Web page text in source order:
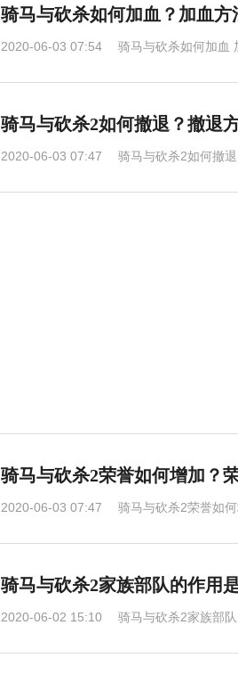
骑马与砍杀如何加血？加血方
2020-06-03 07:54 骑马与砍杀如何加血
骑马与砍杀2如何撤退？撤退
2020-06-03 07:47 骑马与砍杀2如何撤
骑马与砍杀2荣誉如何增加？
2020-06-03 07:47 骑马与砍杀2荣誉如
骑马与砍杀2家族部队的作用
2020-06-02 15:10 骑马与砍杀2家族部